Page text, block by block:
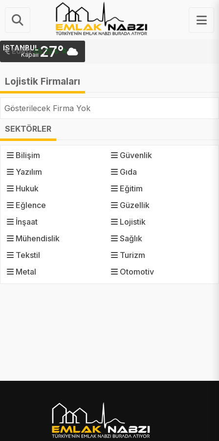
EURO 55.25 ₺
İSTANBUL
Kapalı27°
Lojistik Firmaları
Gösterilecek Firma Yok
SEKTÖRLER
Bilişim
Güvenlik
Yazılım
Gıda
Hukuk
Eğitim
Eğlence
Güzellik
İnşaat
Lojistik
Mühendislik
Sağlık
Tekstil
Turizm
Metal
Otomotiv